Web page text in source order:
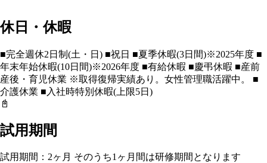
休日・休暇
■完全週休2日制(土・日) ■祝日 ■夏季休暇(3日間)※2025年度 ■
年末年始休暇(10日間)※2026年度 ■有給休暇 ■慶弔休暇 ■産前
産後・育児休業 ※取得復帰実績あり。女性管理職活躍中。 ■
介護休業 ■入社時特別休暇(上限5日)
📓
試用期間
試用期間：2ヶ月 そのうち1ヶ月間は研修期間となります